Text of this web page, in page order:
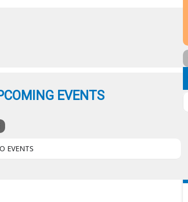
EVENTS
EVENTS